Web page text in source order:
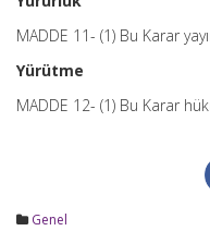
MADDE 11- (1) Bu Karar
Yürütme
MADDE 12- (1) Bu Karar
Genel